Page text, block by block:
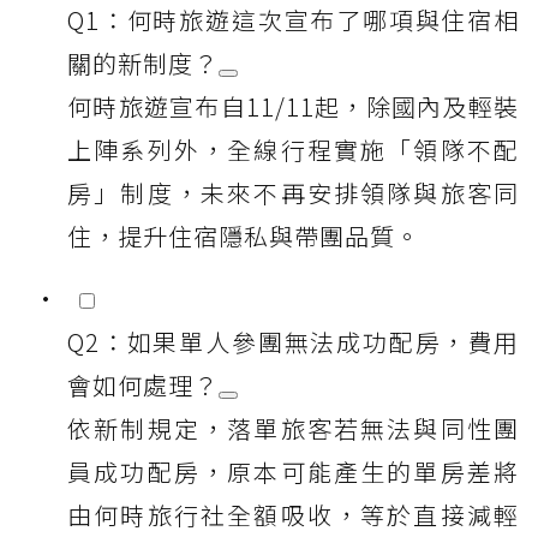
Q1：何時旅遊這次宣布了哪項與住宿相
關的新制度？
何時旅遊宣布自11/11起，除國內及輕裝
上陣系列外，全線行程實施「領隊不配
房」制度，未來不再安排領隊與旅客同
住，提升住宿隱私與帶團品質。
Q2：如果單人參團無法成功配房，費用
會如何處理？
依新制規定，落單旅客若無法與同性團
員成功配房，原本可能產生的單房差將
由何時旅行社全額吸收，等於直接減輕